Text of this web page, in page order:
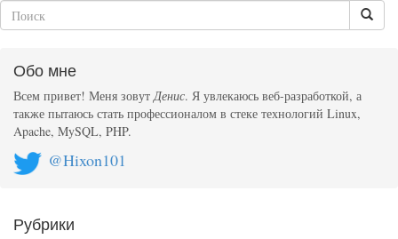
Обо мне
Всем привет! Меня зовутДенис. Я увлекаюсь веб-разработкой, а
также пытаюсь стать профессионалом в стеке технологий Linux,
Apache, MySQL, PHP.
@Hixon101
Рубрики